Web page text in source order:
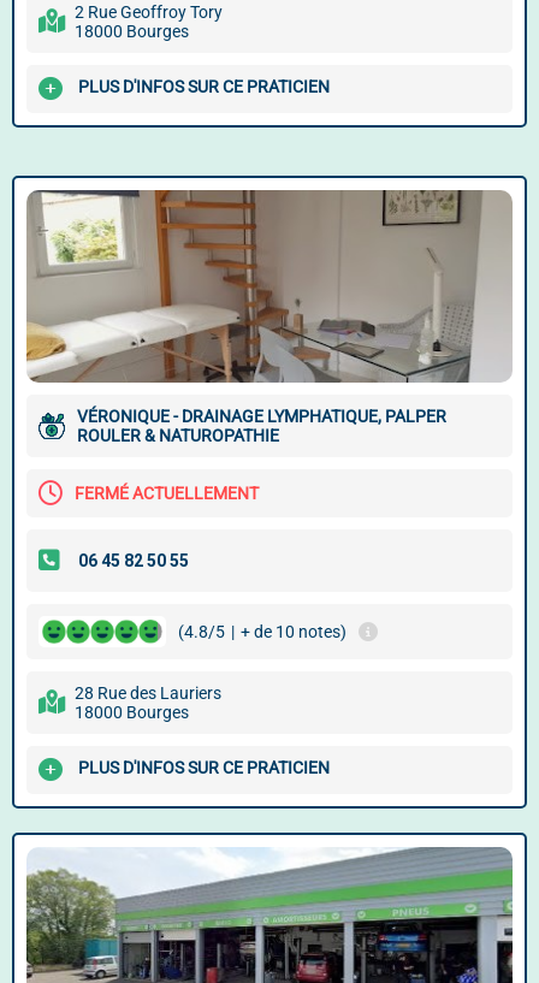
2 Rue Geoffroy Tory
18000 Bourges
PLUS D'INFOS SUR CE PRATICIEN
VÉRONIQUE - DRAINAGE LYMPHATIQUE, PALPER
ROULER & NATUROPATHIE
FERMÉ ACTUELLEMENT
(4.8/5 | + de 10 notes)
28 Rue des Lauriers
18000 Bourges
PLUS D'INFOS SUR CE PRATICIEN